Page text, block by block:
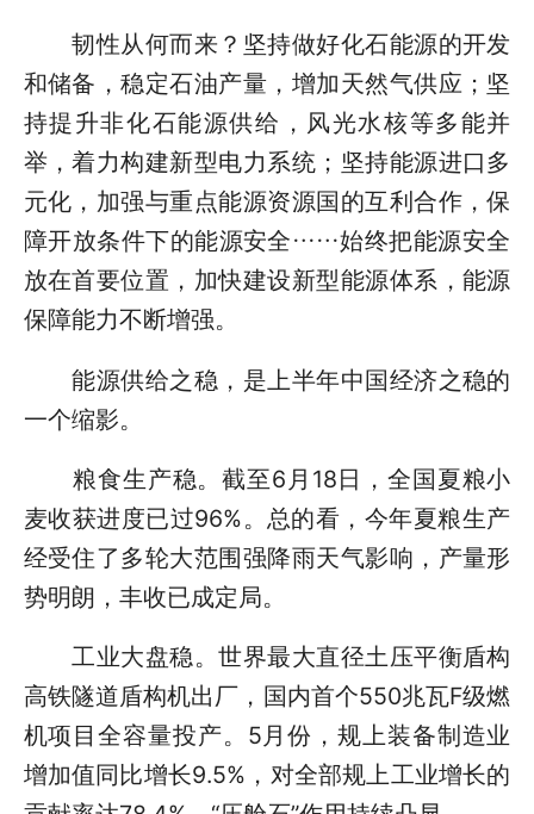
韧性从何而来？坚持做好化石能源的开发
和储备，稳定石油产量，增加天然气供应；坚
持提升非化石能源供给，风光水核等多能并
举，着力构建新型电力系统；坚持能源进口多
元化，加强与重点能源资源国的互利合作，保
障开放条件下的能源安全……始终把能源安全
放在首要位置，加快建设新型能源体系，能源
保障能力不断增强。
能源供给之稳，是上半年中国经济之稳的
一个缩影。
粮食生产稳。截至6月18日，全国夏粮小
麦收获进度已过96%。总的看，今年夏粮生产
经受住了多轮大范围强降雨天气影响，产量形
势明朗，丰收已成定局。
工业大盘稳。世界最大直径土压平衡盾构
高铁隧道盾构机出厂，国内首个550兆瓦F级燃
机项目全容量投产。5月份，规上装备制造业
增加值同比增长9.5%，对全部规上工业增长的